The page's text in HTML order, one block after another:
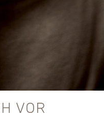
VOR